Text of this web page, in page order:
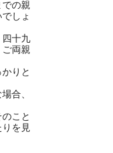
の親
しょ
四十九
両親
りと
合、
こと
を見